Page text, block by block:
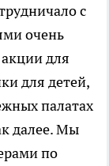
с
очень
для
для детей,
палатах
далее. Мы
по